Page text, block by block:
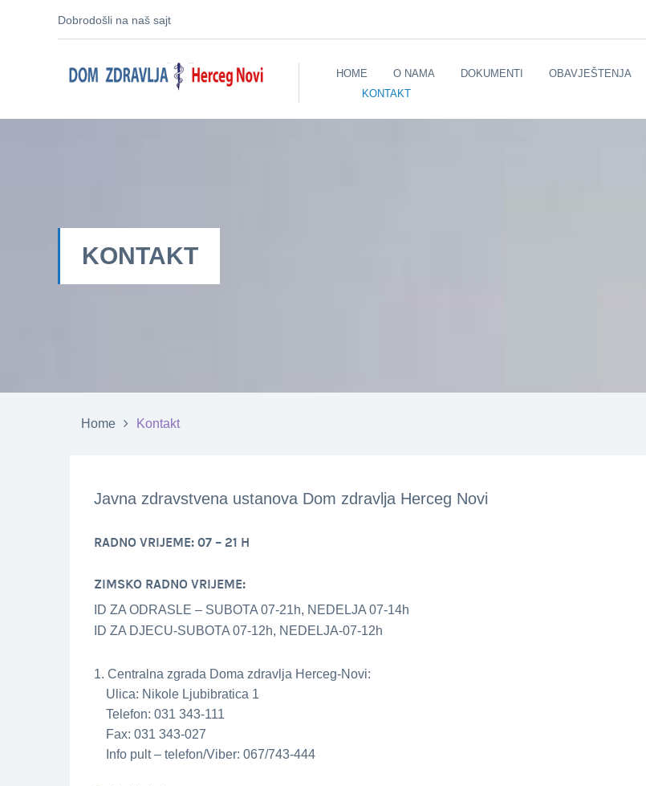
Dobrodošli na naš sajt
HOME O NAMA DOKUMENTI OBAVJEŠTENJA
KONTAKT
KONTAKT
Home Kontakt
Javna zdravstvena ustanova Dom zdravlja Herceg Novi
RADNO VRIJEME: 07 – 21 H
ZIMSKO RADNO VRIJEME:
ID ZA ODRASLE – SUBOTA 07-21h, NEDELJA 07-14h
ID ZA DJECU-SUBOTA 07-12h, NEDELJA-07-12h
1. Centralna zgrada Doma zdravlja Herceg-Novi:
Ulica: Nikole Ljubibratica 1
Telefon: 031 343-111
Fax: 031 343-027
Info pult – telefon/Viber: 067/743-444